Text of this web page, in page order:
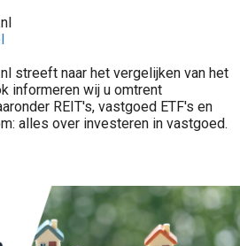
streeft naar het vergelijken van het
informeren wij u omtrent
REIT's, vastgoed ETF's en
alles over investeren in vastgoed.